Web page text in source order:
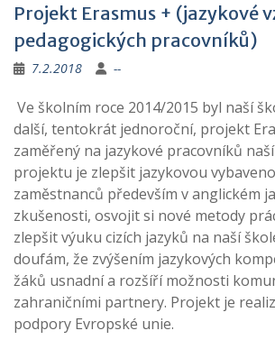
Projekt Erasmus + (jazykové
pedagogických pracovníků)
7.2.2018 --
Ve školním roce 2014/2015 byl naší
další, tentokrát jednoroční, projekt
zaměřený na jazykové pracovníků
projektu je zlepšit jazykovou
zaměstnanců především v anglickém
zkušenosti, osvojit si nové metody
zlepšit výuku cizích jazyků na naší
doufám, že zvýšením jazykových
žáků usnadní a rozšíří možnosti
zahraničními partnery. Projekt je
podpory Evropské unie.